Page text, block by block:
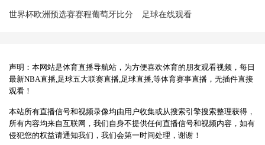
世界杯欧洲预选赛赛程葡萄牙比分 足球在线观看
声明：本网站是体育直播导航站，为方便喜欢体育的朋友观看视频，每日
最新NBA直播,足球五大联赛直播,足球直播,等体育赛事直播，无插件直接
观看！
本站所有直播信号和视频录像均由用户收集或从搜索引擎搜索整理获得，
所有内容均来自互联网，我们自身不提供任何直播信号和视频内容，如有
侵犯您的权益请通知我们，我们会第一时间处理，谢谢！